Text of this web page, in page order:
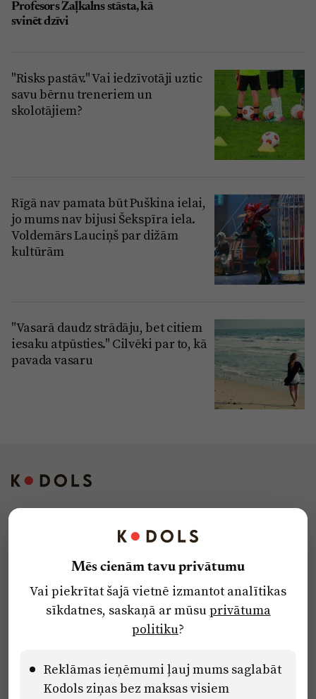
Profesors Zaļkalns stāsta, kā
svinēt dzīvi
"Risks pastāv." Vai iedzīvotāji uztic
savu bērnu treneriem un
skolotājiem?
Rīgā nav pamata būt Puškina ielai,
jo mums nav bijusi Šekspīra iela.
Voldemārs Lauciņš par dižām
kultūrām
"Vasarā daudz strādāju, bet citiem
iesaku atpūsties." Cilvēki par to, kā
pavada vasaru
Privātuma politika
Ētikas kodekss
Pārredzamības paziņojumi
Mēs cienām tavu privātumu
Vai piekrītat šajā vietnē izmantot analītikas
sīkdatnes, saskaņā ar mūsuprivātuma
politiku?
Reklāmas ieņēmumi ļauj mums saglabāt
Kodols ziņas bez maksas visiem